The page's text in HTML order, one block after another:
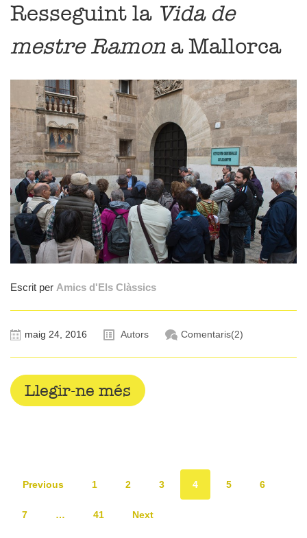
Resseguint la Vida de
mestre Ramon a Mallorca
Escrit per Amics d'Els Clàssics
maig 24, 2016 Autors Comentaris(2)
Llegir-ne més
Previous 1 2 3 4 5 6
7 … 41 Next